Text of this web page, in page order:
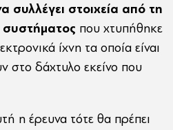
συλλέγει στοιχεία από τη
που χτυπήθηκε
ίχνη τα οποία είναι
στο δάχτυλο εκείνο που
η έρευνα τότε θα πρέπει